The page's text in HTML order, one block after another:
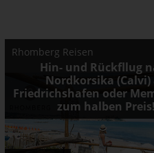
Rhomberg Reisen
Hin- und Rückfllug
Nordkorsika (Calvi)
Friedrichshafen oder
zum halben Preis!